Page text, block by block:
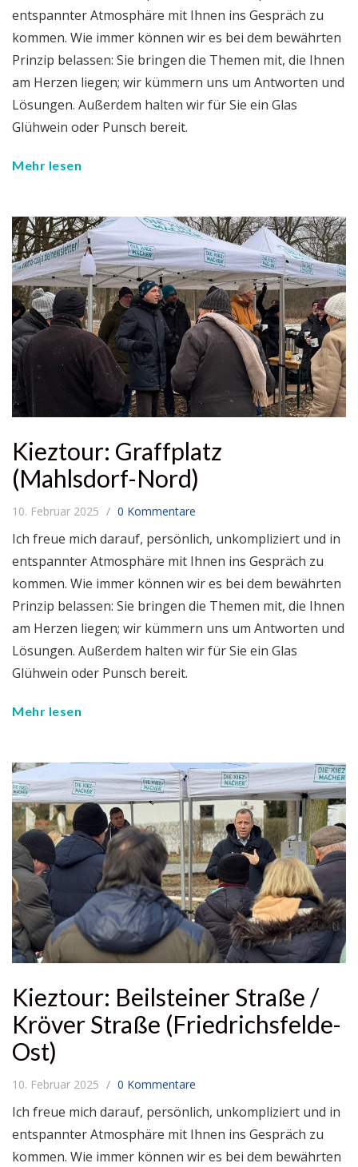
entspannter Atmosphäre mit Ihnen ins Gespräch zu
kommen. Wie immer können wir es bei dem bewährten
Prinzip belassen: Sie bringen die Themen mit, die Ihnen
am Herzen liegen; wir kümmern uns um Antworten und
Lösungen. Außerdem halten wir für Sie ein Glas
Glühwein oder Punsch bereit.
Mehr lesen
Kieztour: Graffplatz
(Mahlsdorf-Nord)
10. Februar 2025 0 Kommentare
Ich freue mich darauf, persönlich, unkompliziert und in
entspannter Atmosphäre mit Ihnen ins Gespräch zu
kommen. Wie immer können wir es bei dem bewährten
Prinzip belassen: Sie bringen die Themen mit, die Ihnen
am Herzen liegen; wir kümmern uns um Antworten und
Lösungen. Außerdem halten wir für Sie ein Glas
Glühwein oder Punsch bereit.
Mehr lesen
Kieztour: Beilsteiner Straße /
Kröver Straße (Friedrichsfelde-
Ost)
10. Februar 2025 0 Kommentare
Ich freue mich darauf, persönlich, unkompliziert und in
entspannter Atmosphäre mit Ihnen ins Gespräch zu
kommen. Wie immer können wir es bei dem bewährten